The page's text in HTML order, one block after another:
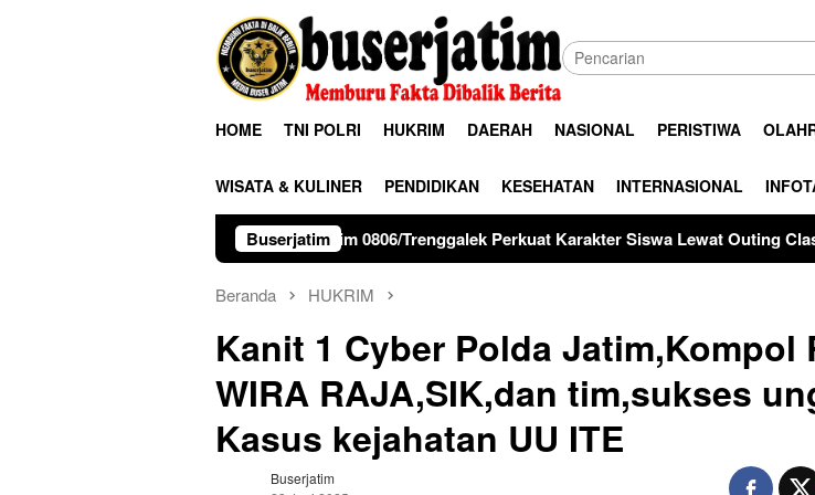
HOME TNI POLRI HUKRIM DAERAH NASIONAL PERISTIWA
WISATA & KULINER PENDIDIKAN KESEHATAN INTERNASIONAL
Buserjatim
Kodim 0806/Trenggalek Perkuat Karakter Siswa Lewat Outing Class Sinergitas
Beranda HUKRIM
Kanit 1 Cyber Polda Jatim,Kompol
WIRA RAJA,SIK,dan tim,sukses
Kasus kejahatan UU ITE
Buserjatim